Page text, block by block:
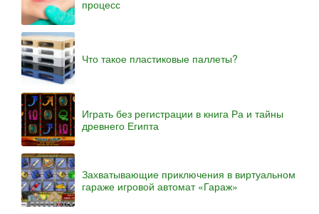
процесс
Что такое пластиковые паллеты?
Играть без регистрации в книга Ра и тайны
древнего Египта
Захватывающие приключения в виртуальном
гараже игровой автомат «Гараж»